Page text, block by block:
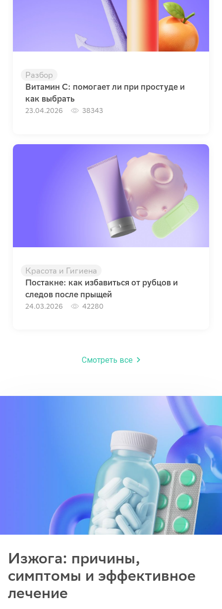
Разбор
Витамин C: помогает ли при простуде и
как выбрать
23.04.2026 38343
Красота и Гигиена
Постакне: как избавиться от рубцов и
следов после прыщей
24.03.2026 42280
Смотреть все
Изжога: причины,
симптомы и эффективное
лечение